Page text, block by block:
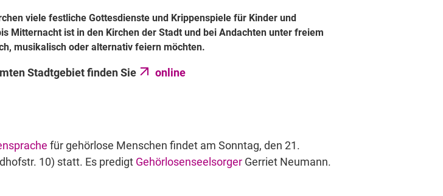
viele festliche Gottesdienste und Krippenspiele für Kinder und
Mitternacht ist in den Kirchen der Stadt und bei Andachten unter freiem
musikalisch oder alternativ feiern möchten.
Stadtgebiet finden Sie online
für gehörlose Menschen findet am Sonntag, den 21.
10) statt. Es predigt Gehörlosenseelsorger Gerriet Neumann.